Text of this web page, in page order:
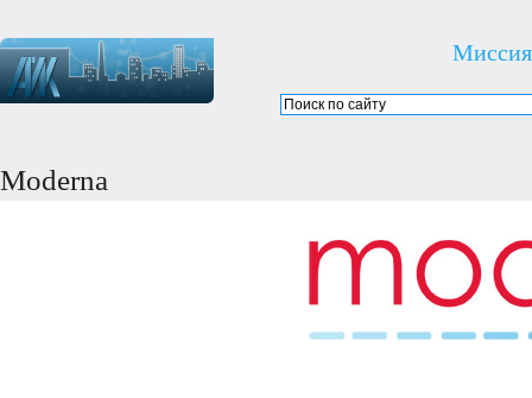
Миссия
Moderna